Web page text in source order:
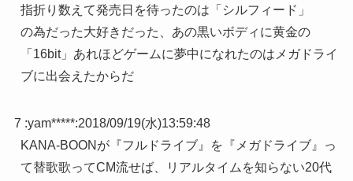
指折り数えて発売日を待ったのは「シルフィード」
の為だった大好きだった、あの黒いボディに黄金の
「16bit」あれほどゲームに夢中になれたのはメガドライ
ブに出会えたからだ
7 :yam*****:2018/09/19(水)13:59:48
KANA-BOONが『フルドライブ』を『メガドライブ』っ
て替歌歌ってCM流せば、リアルタイムを知らない20代